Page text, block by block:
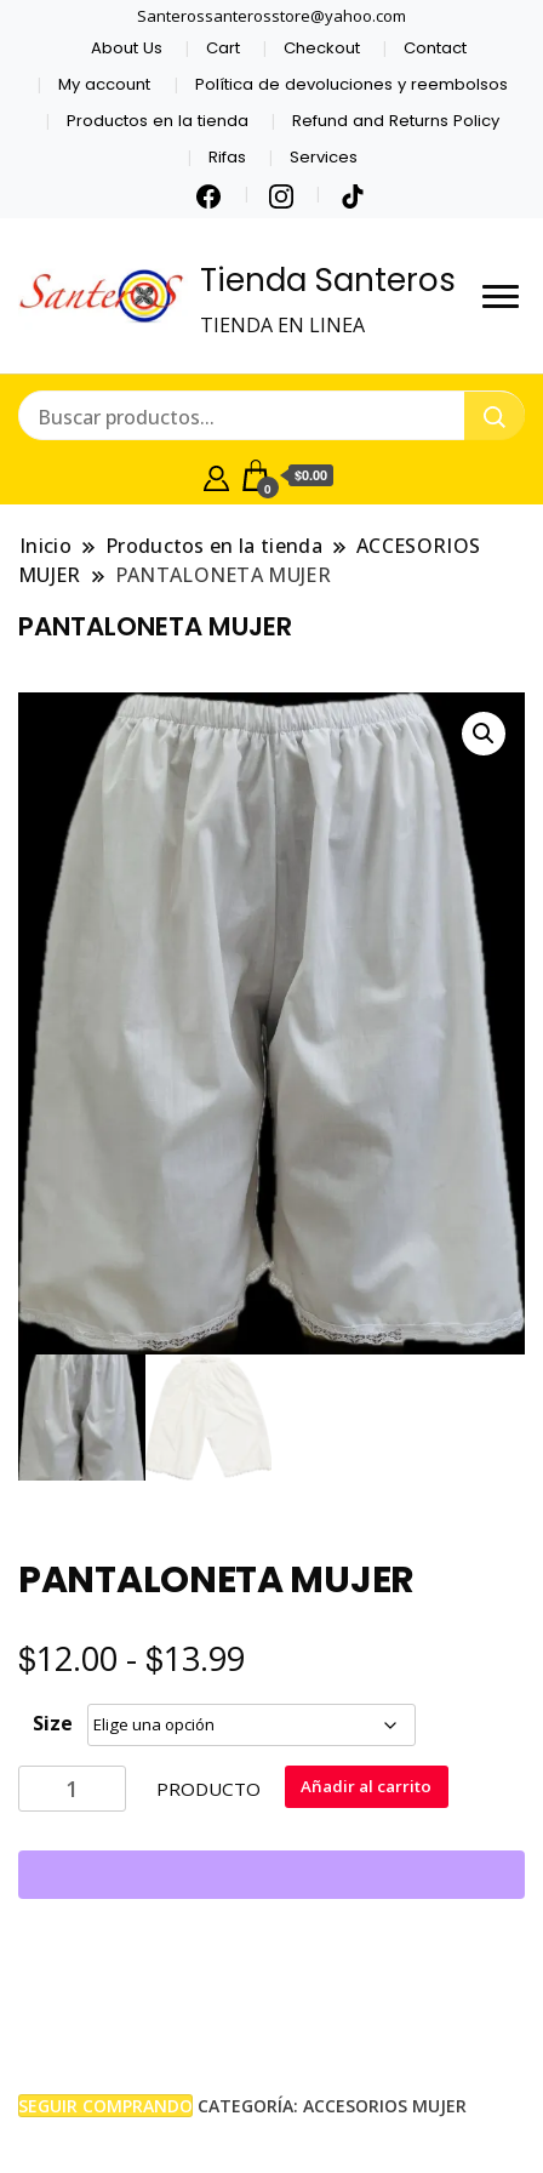
Santerossanterosstore@yahoo.com
About Us Cart Checkout
Contact
My account
Política de devoluciones y reembolsos
Productos en la tienda
Refund and Returns Policy
Rifas
Services
Tienda Santeros
TIENDA EN LINEA
0
$0.00
Inicio Productos en la tienda
ACCESORIOS
MUJER
PANTALONETA MUJER
PANTALONETA MUJER
PANTALONETA MUJER
$12.00 - $13.99
de
precios:
$12.00
Size
PANTALONETA
MUJER
PRODUCTO Añadir al carrito
SEGUIR COMPRANDO CATEGORÍA: ACCESORIOS MUJER